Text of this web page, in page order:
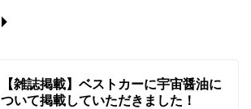
【雑誌掲載】ベストカーに宇宙醤油に
ついて掲載していただきました！